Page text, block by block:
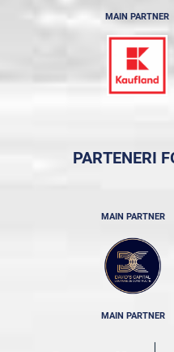
MAIN PARTNER
PARTENERI
MAIN PARTNER
MAIN PARTNER